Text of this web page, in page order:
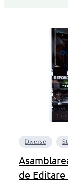
Diverse
de Editare